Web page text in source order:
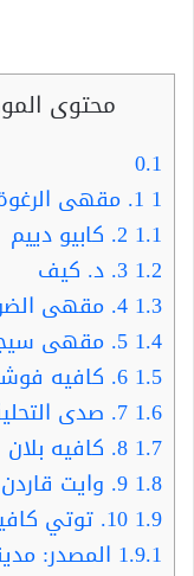
محتوى
0.1
1
1.1
1.2
1.3
1.4
1.5
1.6
1.7
1.8
1.9
1.9.1 المصدر: